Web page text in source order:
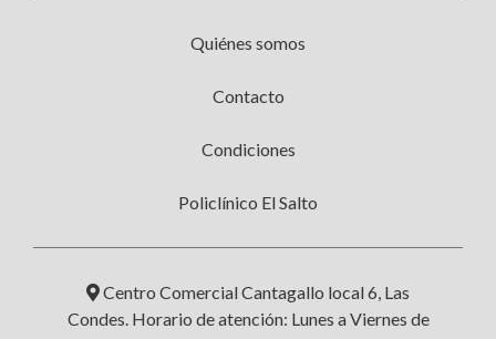
Quiénes somos
Contacto
Condiciones
Policlínico El Salto
Centro Comercial Cantagallo local 6, Las
Condes. Horario de atención: Lunes a Viernes de